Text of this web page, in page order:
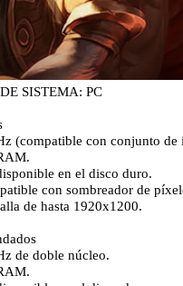
SISTEMA: PC
(compatible con conjunto de
en el disco duro.
con sombreador de
de hasta 1920x1200.
de doble núcleo.